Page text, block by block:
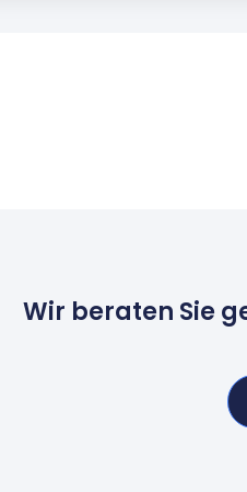
Wir beraten Sie